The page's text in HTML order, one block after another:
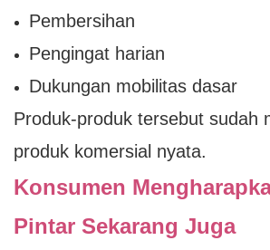
Pembersihan
Pengingat harian
Dukungan mobilitas dasar
Produk-produk tersebut sudah
produk komersial nyata.
Konsumen
Pintar Sekarang Juga